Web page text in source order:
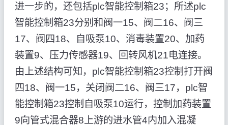
进一步的，还包括plc智能控制箱23；所述plc
智能控制箱23分别和阀一15、阀二16、阀三
17、阀四18、自吸泵10、消毒装置20、加药
装置9、压力传感器19、回转风机21电连接。
由上述结构可知，plc智能控制箱23控制打开阀
四18、阀一15，关闭阀二16、阀三17，plc智
能控制箱23控制自吸泵10运行，控制加药装置
9向管式混合器8上游的进水管4内加入混凝